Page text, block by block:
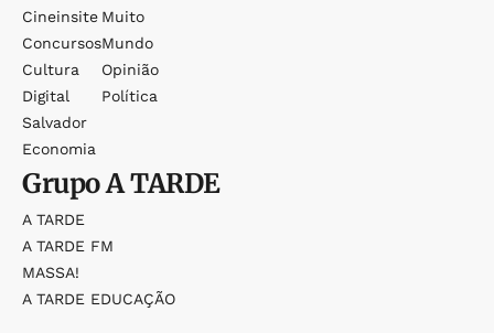
Cineinsite
Concursos
Cultura
Digital
Salvador
Economia
Muito
Mundo
Opinião
Política
GrupoA TARDE
A TARDE
A TARDE FM
MASSA!
A TARDE EDUCAÇÃO